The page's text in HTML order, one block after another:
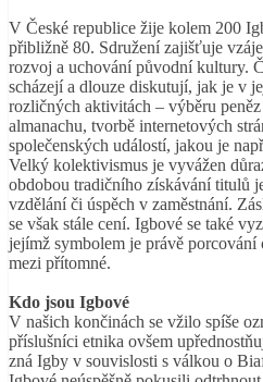
V České republice žije kolem 200
přibližně 80. Sdružení zajišťuje
rozvoj a uchování původní kultury.
scházejí a dlouze diskutují, jak je v
rozličných aktivitách – výběru
almanachu, tvorbě internetových
společenských událostí, jakou je
Velký kolektivismus je vyvážen
obdobou tradičního získávání titulů
vzdělání či úspěch v zaměstnání.
se však stále cení. Igbové se také
jejímž symbolem je právě porcování
mezi přítomné.
Kdo jsou Igbové
V našich končinách se vžilo spíše
příslušníci etnika ovšem
zná Igby v souvislosti s válkou o